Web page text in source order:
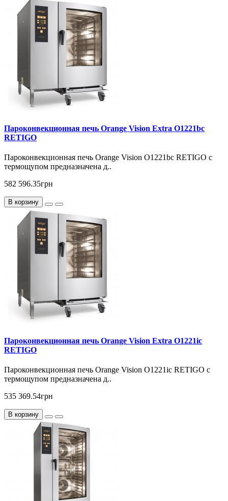
Пароконвекционная печь Orange Vision Extra O1221bc
RETIGO
Пароконвекционная печь Orange Vision O1221bc RETIGO с
термощупом предназначена д..
582 596.35грн
В корзину
Пароконвекционная печь Orange Vision Extra O1221ic
RETIGO
Пароконвекционная печь Orange Vision O1221ic RETIGO с
термощупом предназначена д..
535 369.54грн
В корзину